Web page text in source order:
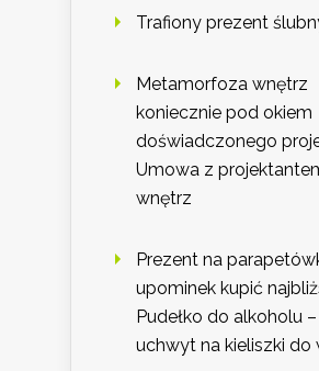
Trafiony prezent
Metamorfoza wnętrz
koniecznie pod okiem
doświadczonego
Umowa z
wnętrz
Prezent na
upominek kupić
Pudełko do alkoholu –
uchwyt na kieliszki do